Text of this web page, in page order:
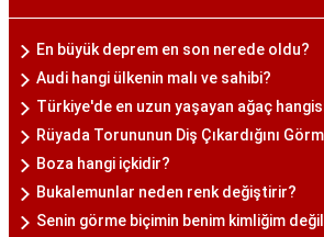
En büyük deprem en son nerede oldu?
Audi hangi ülkenin malı ve sahibi?
Türkiye'de en uzun yaşayan ağaç
Rüyada Torununun Diş Çıkardığını
Boza hangi içkidir?
Bukalemunlar neden renk değiştirir?
Senin görme biçimin benim kimliğim